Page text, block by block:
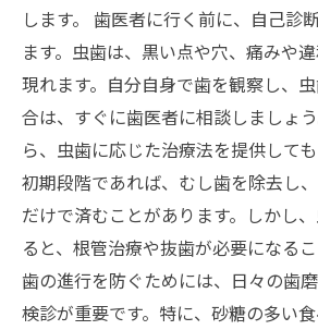
します。 歯医者に行く前に、自己診
ます。虫歯は、黒い点や穴、痛みや
現れます。自分自身で歯を観察し、
合は、すぐに歯医者に相談しましょ
ら、虫歯に応じた治療法を提供して
初期段階であれば、むし歯を除去し
だけで済むことがあります。しかし
ると、根管治療や抜歯が必要になる
歯の進行を防ぐためには、日々の歯
検診が重要です。特に、砂糖の多い食